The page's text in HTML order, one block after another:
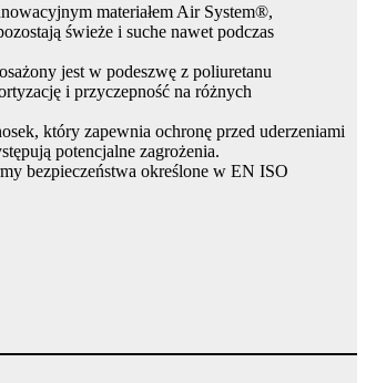
materiałem Air System®,
świeże i suche nawet podczas
jest w podeszwę z poliuretanu
i przyczepność na różnych
który zapewnia ochronę przed uderzeniami
potencjalne zagrożenia.
bezpieczeństwa określone w EN ISO